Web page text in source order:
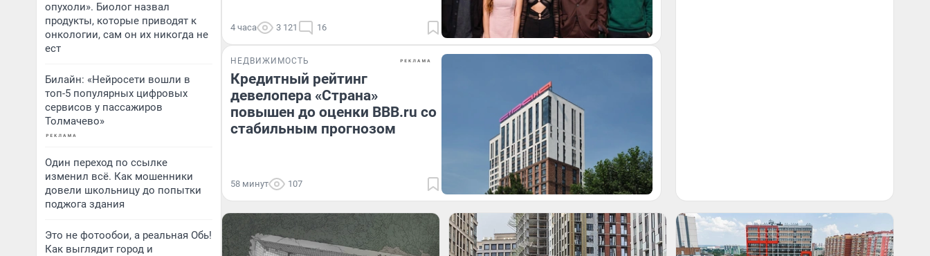
опухоли». Биолог назвал
продукты, которые приводят к
онкологии, сам он их никогда не
ест
Билайн: «Нейросети вошли в
топ-5 популярных цифровых
сервисов у пассажиров
Толмачево»
Один переход по ссылке
изменил всё. Как мошенники
довели школьницу до попытки
поджога здания
Это не фотообои, а реальная Обь!
Как выглядит город и
4 часа 3 121 16
НЕДВИЖИМОСТЬ
Кредитный рейтинг
девелопера «Страна»
повышен до оценки BBB.ru со
стабильным прогнозом
58 минут 107